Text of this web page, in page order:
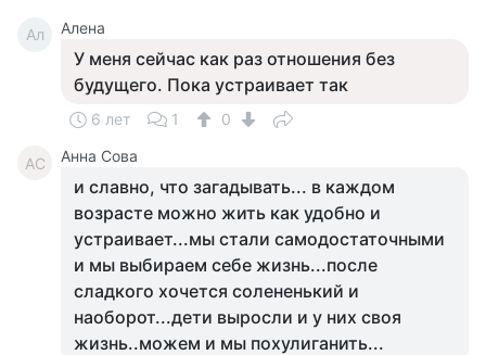
Ал Алена
У меня сейчас как раз отношения без
будущего. Пока устраивает так
6 лет 1 0
АС Анна Сова
и славно, что загадывать... в каждом
возрасте можно жить как удобно и
устраивает...мы стали самодостаточными
и мы выбираем себе жизнь...после
сладкого хочется солененький и
наоборот...дети выросли и у них своя
жизнь..можем и мы похулиганить...